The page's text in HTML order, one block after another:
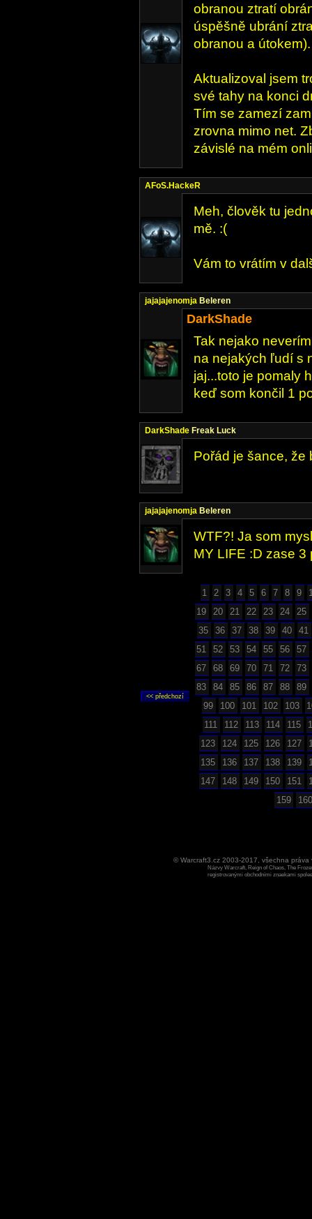
obranou ztratí
úspěšně ubrání
obranou a útokem).
Aktualizoval jsem
své tahy na konci
Tím se zamezí
zrovna mimo net.
závislé na mém
AFoS.HackeR
Meh, člověk tu
mě. :(
Vám to vrátím v
jajajajenomja Beleren
DarkShade
Tak nejako
na nejakých ľudí s
jaj...toto je pomaly
keď som končil 1
DarkShade Freak Luck
Pořád je šance, že
jajajajenomja Beleren
WTF?! Ja som
MY LIFE :D zase 3
1 2 3 4 5 6 7 8 9
19
20 21 22 23 24
25
35
36 37 38 39 40
41
51
52 53 54 55 56
57
67
68 69 70 71 72
73
83
84 85 86 87 88
89
99
100 101 102 103
111
112 113 114 115
123
124 125 126 127
135
136 137 138 139
147
148 149 150 151
159
160
© Warcraft3.cz 2003-2017, všechna
Názvy Warcraft, Reign of Chaos, The
registrovanými obchodními znaekami